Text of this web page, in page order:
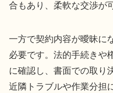
合もあり、柔軟な交渉が
一方で契約内容が曖昧に
必要です。法的手続きや
に確認し、書面での取り
近隣トラブルや作業分担